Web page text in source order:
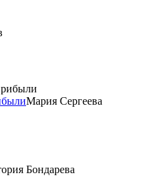
Мария Сергеева
Бондарева